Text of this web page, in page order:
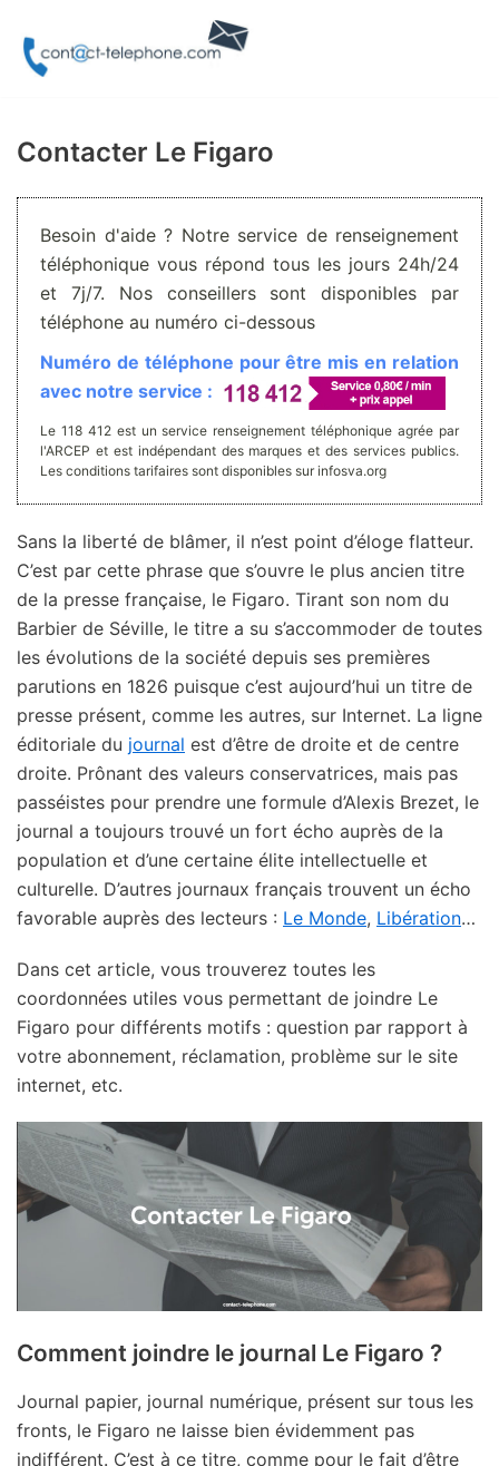
Aller
Contacter Le Figaro
Besoin d'aide ? Notre service de renseignement
téléphonique vous répond tous les jours 24h/24
et 7j/7. Nos conseillers sont disponibles par
téléphone au numéro ci-dessous
Numéro de téléphone pour être mis en relation
avec notre service :
Le 118 412 est un service renseignement téléphonique agrée par
l'ARCEP et est indépendant des marques et des services publics.
Les conditions tarifaires sont disponibles sur infosva.org
Sans la liberté de blâmer, il n’est point d’éloge flatteur.
C’est par cette phrase que s’ouvre le plus ancien titre
de la presse française, le Figaro. Tirant son nom du
Barbier de Séville, le titre a su s’accommoder de toutes
les évolutions de la société depuis ses premières
parutions en 1826 puisque c’est aujourd’hui un titre de
presse présent, comme les autres, sur Internet. La ligne
éditoriale du journal est d’être de droite et de centre
droite. Prônant des valeurs conservatrices, mais pas
passéistes pour prendre une formule d’Alexis Brezet, le
journal a toujours trouvé un fort écho auprès de la
population et d’une certaine élite intellectuelle et
culturelle. D’autres journaux français trouvent un écho
favorable auprès des lecteurs : Le Monde, Libération…
Dans cet article, vous trouverez toutes les
coordonnées utiles vous permettant de joindre Le
Figaro pour différents motifs : question par rapport à
votre abonnement, réclamation, problème sur le site
internet, etc.
Comment joindre le journal Le Figaro ?
Journal papier, journal numérique, présent sur tous les
fronts, le Figaro ne laisse bien évidemment pas
indifférent. C’est à ce titre, comme pour le fait d’être